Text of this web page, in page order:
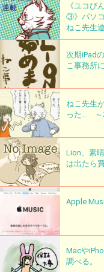
《ユコび
③》パソ
ねこ先生
次期iPad
こ事務所
ねこ先生
った… ～
Lion、素
は出たら
Apple
Macや
調べる。